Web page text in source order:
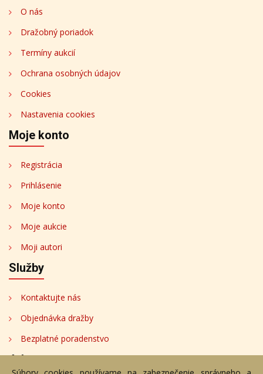
O nás
Dražobný poriadok
Termíny aukcií
Ochrana osobných údajov
Cookies
Nastavenia cookies
Moje konto
Registrácia
Prihlásenie
Moje konto
Moje aukcie
Moji autori
Služby
Kontaktujte nás
Objednávka dražby
Bezplatné poradenstvo
Adresa